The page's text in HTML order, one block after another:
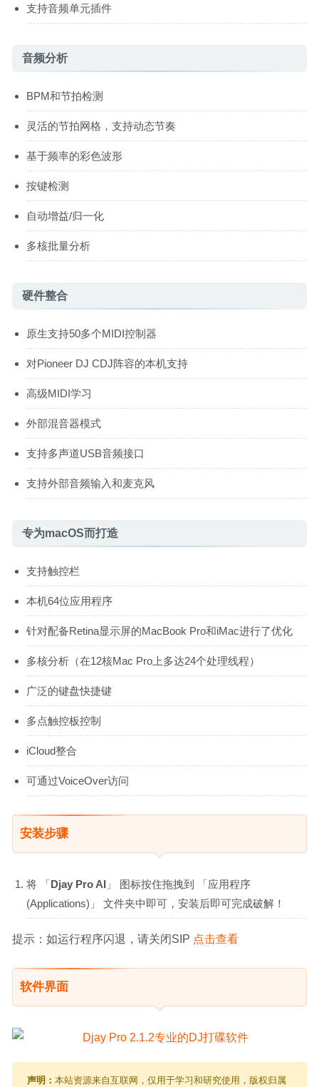
支持音频单元插件
音频分析
BPM和节拍检测
灵活的节拍网格，支持动态节奏
基于频率的彩色波形
按键检测
自动增益/归一化
多核批量分析
硬件整合
原生支持50多个MIDI控制器
对Pioneer DJ CDJ阵容的本机支持
高级MIDI学习
外部混音器模式
支持多声道USB音频接口
支持外部音频输入和麦克风
专为macOS而打造
支持触控栏
本机64位应用程序
针对配备Retina显示屏的MacBook Pro和iMac进行了优化
多核分析（在12核Mac Pro上多达24个处理线程）
广泛的键盘快捷键
多点触控板控制
iCloud整合
可通过VoiceOver访问
安装步骤
将 「Djay Pro AI 」 图标按住拖拽到 「应用程序
(Applications)」 文件夹中即可，安装后即可完成破解！
提示：如运行程序闪退，请关闭SIP 点击查看
软件界面
声明： 本站资源来自互联网，仅用于学习和研究使用，版权归属